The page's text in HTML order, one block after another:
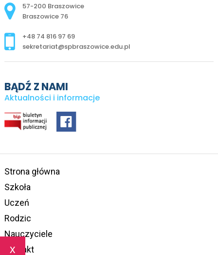
x
Adres pocztowy:
57-200 Braszowice
Braszowice 76
+48 74 816 97 69
sekretariat@spbraszowice.edu.pl
BĄDŹ Z NAMI
Aktualności i informacje
Strona główna
Szkoła
Uczeń
Rodzic
Nauczyciele
Kontakt